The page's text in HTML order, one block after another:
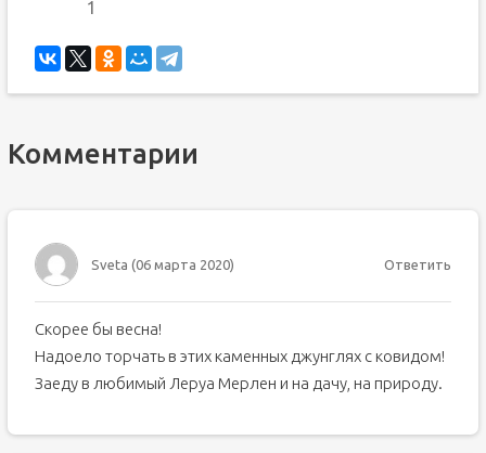
1
Комментарии
Sveta (06 марта 2020) Ответить
Скорее бы весна!
Надоело торчать в этих каменных джунглях с ковидом!
Заеду в любимый Леруа Мерлен и на дачу, на природу.